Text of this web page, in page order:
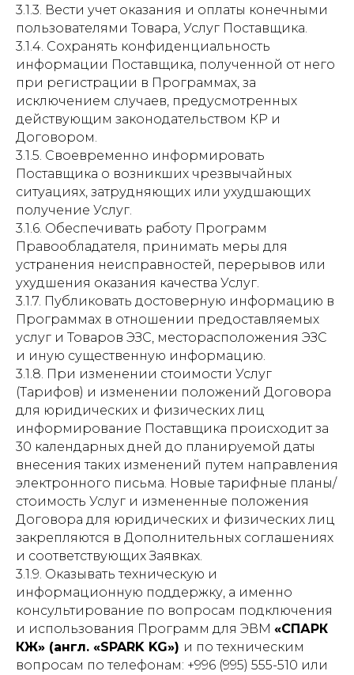
3.1.3. Вести учет оказания и оплаты конечными
пользователями Товара, Услуг Поставщика.
3.1.4. Сохранять конфиденциальность
информации Поставщика, полученной от него
при регистрации в Программах, за
исключением случаев, предусмотренных
действующим законодательством КР и
Договором.
3.1.5. Своевременно информировать
Поставщика о возникших чрезвычайных
ситуациях, затрудняющих или ухудшающих
получение Услуг.
3.1.6. Обеспечивать работу Программ
Правообладателя, принимать меры для
устранения неисправностей, перерывов или
ухудшения оказания качества Услуг.
3.1.7. Публиковать достоверную информацию в
Программах в отношении предоставляемых
услуг и Товаров ЭЗС, месторасположения ЭЗС
и иную существенную информацию.
3.1.8. При изменении стоимости Услуг
(Тарифов) и изменении положений Договора
для юридических и физических лиц
информирование Поставщика происходит за
30 календарных дней до планируемой даты
внесения таких изменений путем направления
электронного письма. Новые тарифные планы/
стоимость Услуг и измененные положения
Договора для юридических и физических лиц
закрепляются в Дополнительных соглашениях
и соответствующих Заявках.
3.1.9. Оказывать техническую и
информационную поддержку, а именно
консультирование по вопросам подключения
и использования Программ для ЭВМ «СПАРК
КЖ» (англ. «SPARK KG») и по техническим
вопросам по телефонам: +996 (995) 555-510 или